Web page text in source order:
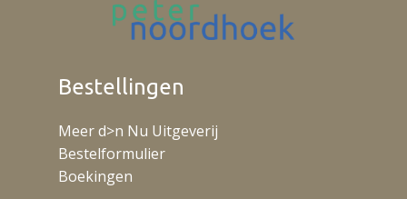
Bestellingen
Meer d>n Nu Uitgeverij
Bestelformulier
Boekingen